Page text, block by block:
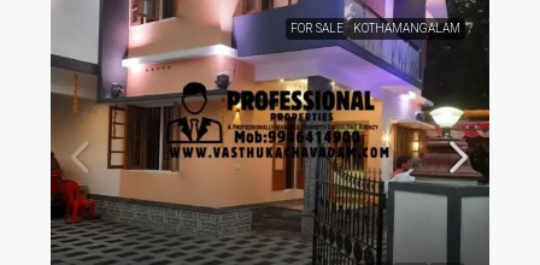
FOR SALE KOTHAMANGALAM